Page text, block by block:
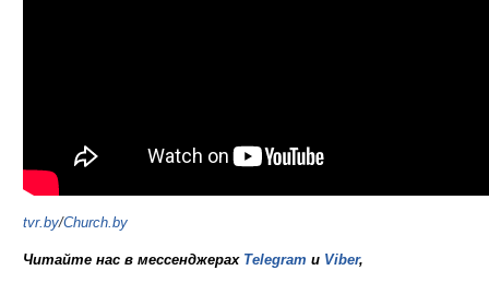
tvr.by/Church.by
Читайте нас в мессенджерах Telegram и Viber,